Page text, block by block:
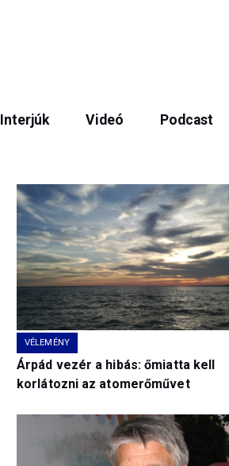
Interjúk Videó Podcast
VÉLEMÉNY
Árpád vezér a hibás: őmiatta kell
korlátozni az atomerőművet